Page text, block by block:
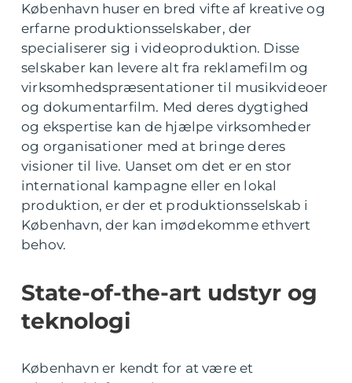
København huser en bred vifte af kreative og
erfarne produktionsselskaber, der
specialiserer sig i videoproduktion. Disse
selskaber kan levere alt fra reklamefilm og
virksomhedspræsentationer til musikvideoer
og dokumentarfilm. Med deres dygtighed
og ekspertise kan de hjælpe virksomheder
og organisationer med at bringe deres
visioner til live. Uanset om det er en stor
international kampagne eller en lokal
produktion, er der et produktionsselskab i
København, der kan imødekomme ethvert
behov.
State-of-the-art udstyr og
teknologi
København er kendt for at være et